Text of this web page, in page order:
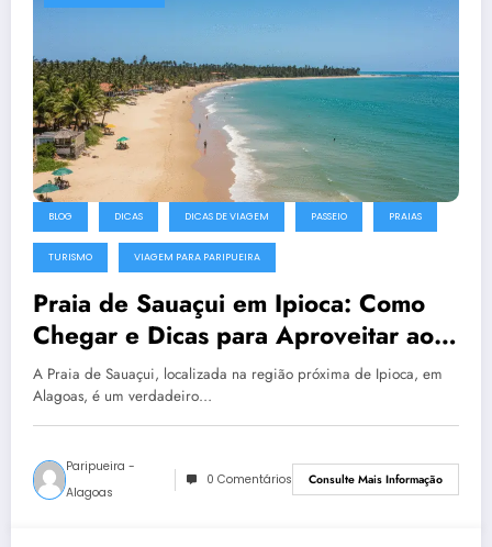
BLOG DICAS DICAS DE VIAGEM PASSEIO PRAIAS
TURISMO VIAGEM PARA PARIPUEIRA
Praia de Sauaçui em Ipioca: Como
Chegar e Dicas para Aproveitar ao
Máximo
A Praia de Sauaçui, localizada na região próxima de Ipioca, em
Alagoas, é um verdadeiro…
Paripueira -
Alagoas
0 Comentários Consulte Mais Informação